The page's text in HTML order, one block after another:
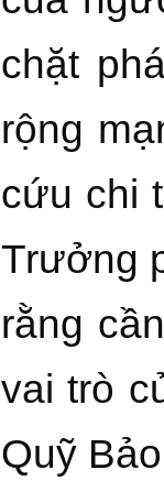
chặt
rộng
cứu chi
Trưởng
rằng
vai trò
Quỹ